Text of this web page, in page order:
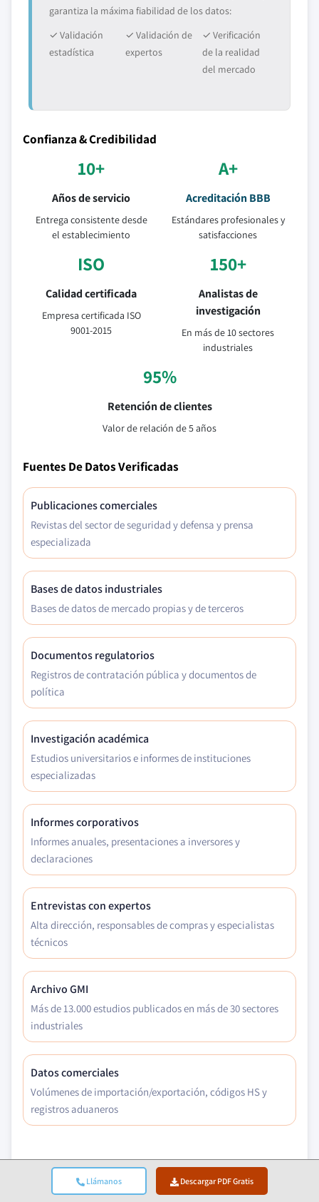
Llámanos Descargar PDF Gratis
garantiza la máxima fiabilidad de los datos:
✓ Validación
estadística
✓ Validación de
expertos
✓ Verificación
de la realidad
del mercado
Confianza & Credibilidad
10+
Años de servicio
Entrega consistente desde
el establecimiento
A+
Acreditación BBB
Estándares profesionales y
satisfacciones
ISO
Calidad certificada
Empresa certificada ISO
9001-2015
150+
Analistas de
investigación
En más de 10 sectores
industriales
95%
Retención de clientes
Valor de relación de 5 años
Fuentes De Datos Verificadas
Publicaciones comerciales
Revistas del sector de seguridad y defensa y prensa
especializada
Bases de datos industriales
Bases de datos de mercado propias y de terceros
Documentos regulatorios
Registros de contratación pública y documentos de
política
Investigación académica
Estudios universitarios e informes de instituciones
especializadas
Informes corporativos
Informes anuales, presentaciones a inversores y
declaraciones
Entrevistas con expertos
Alta dirección, responsables de compras y especialistas
técnicos
Archivo GMI
Más de 13.000 estudios publicados en más de 30 sectores
industriales
Datos comerciales
Volúmenes de importación/exportación, códigos HS y
registros aduaneros
Parámetros Estudiados Y Evaluados